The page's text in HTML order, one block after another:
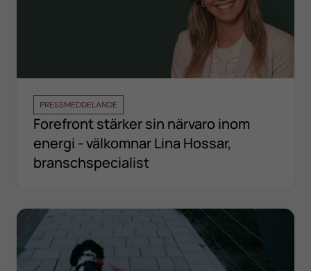
PRESSMEDDELANDE
Forefront stärker sin närvaro inom
energi - välkomnar Lina Hossar,
branschspecialist